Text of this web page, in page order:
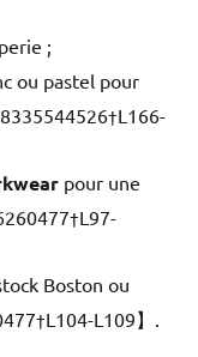
;
ou pastel pour
pour une
Boston ou
L109】.